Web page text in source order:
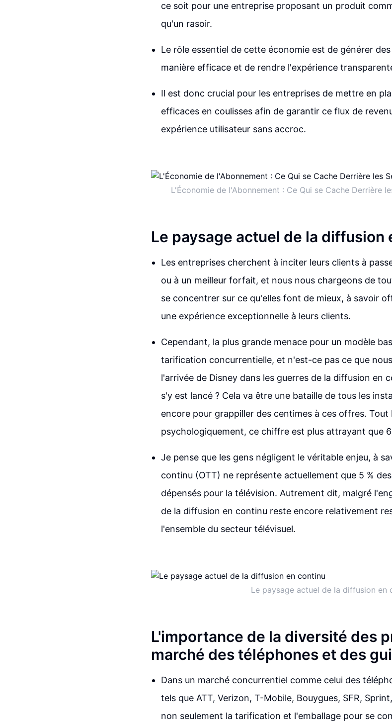
ce soit pour une entreprise proposant un produit
qu'un rasoir.
Le rôle essentiel de cette économie est de générer
manière efficace et de rendre l'expérience
Il est donc crucial pour les entreprises de mettre en
efficaces en coulisses afin de garantir ce flux de
expérience utilisateur sans accroc.
L'Économie de l'Abonnement : Ce Qui se Cache Derrière
Le paysage actuel de la diffusion
Les entreprises cherchent à inciter leurs clients à
ou à un meilleur forfait, et nous nous chargeons de
se concentrer sur ce qu'elles font de mieux, à savoir
une expérience exceptionnelle à leurs clients.
Cependant, la plus grande menace pour un modèle
tarification concurrentielle, et n'est-ce pas ce que
l'arrivée de Disney dans les guerres de la diffusion en
s'y est lancé ? Cela va être une bataille de tous les
encore pour grappiller des centimes à ces offres.
psychologiquement, ce chiffre est plus attrayant que
Je pense que les gens négligent le véritable enjeu, à
continu (OTT) ne représente actuellement que 5 %
dépensés pour la télévision. Autrement dit, malgré
de la diffusion en continu reste encore relativement
l'ensemble du secteur télévisuel.
Le paysage actuel de la diffusion en
L'importance de la diversité des
marché des téléphones et des
Dans un marché concurrentiel comme celui des
tels que ATT, Verizon, T-Mobile, Bouygues, SFR,
non seulement la tarification et l'emballage pour se